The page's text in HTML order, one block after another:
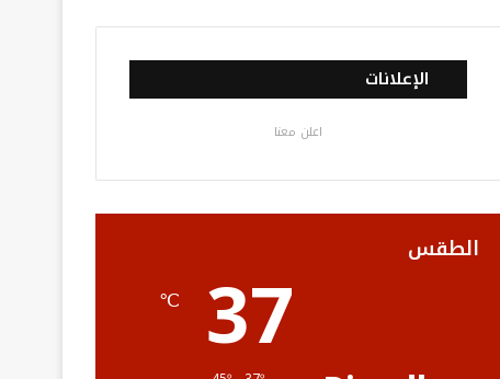
س
ب
ك
ي
ت
ت
ي
و
ب
س
ت
ر
خ
ص
ل
ق
الإعلانات
اعلن معنا
الطقس 37
℃